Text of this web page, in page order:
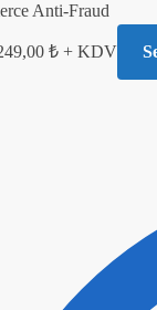
Anti-Fraud
₺+ KDV